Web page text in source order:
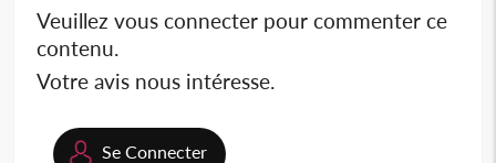
Veuillez vous connecter pour commenter ce
contenu.
Votre avis nous intéresse.
Se Connecter